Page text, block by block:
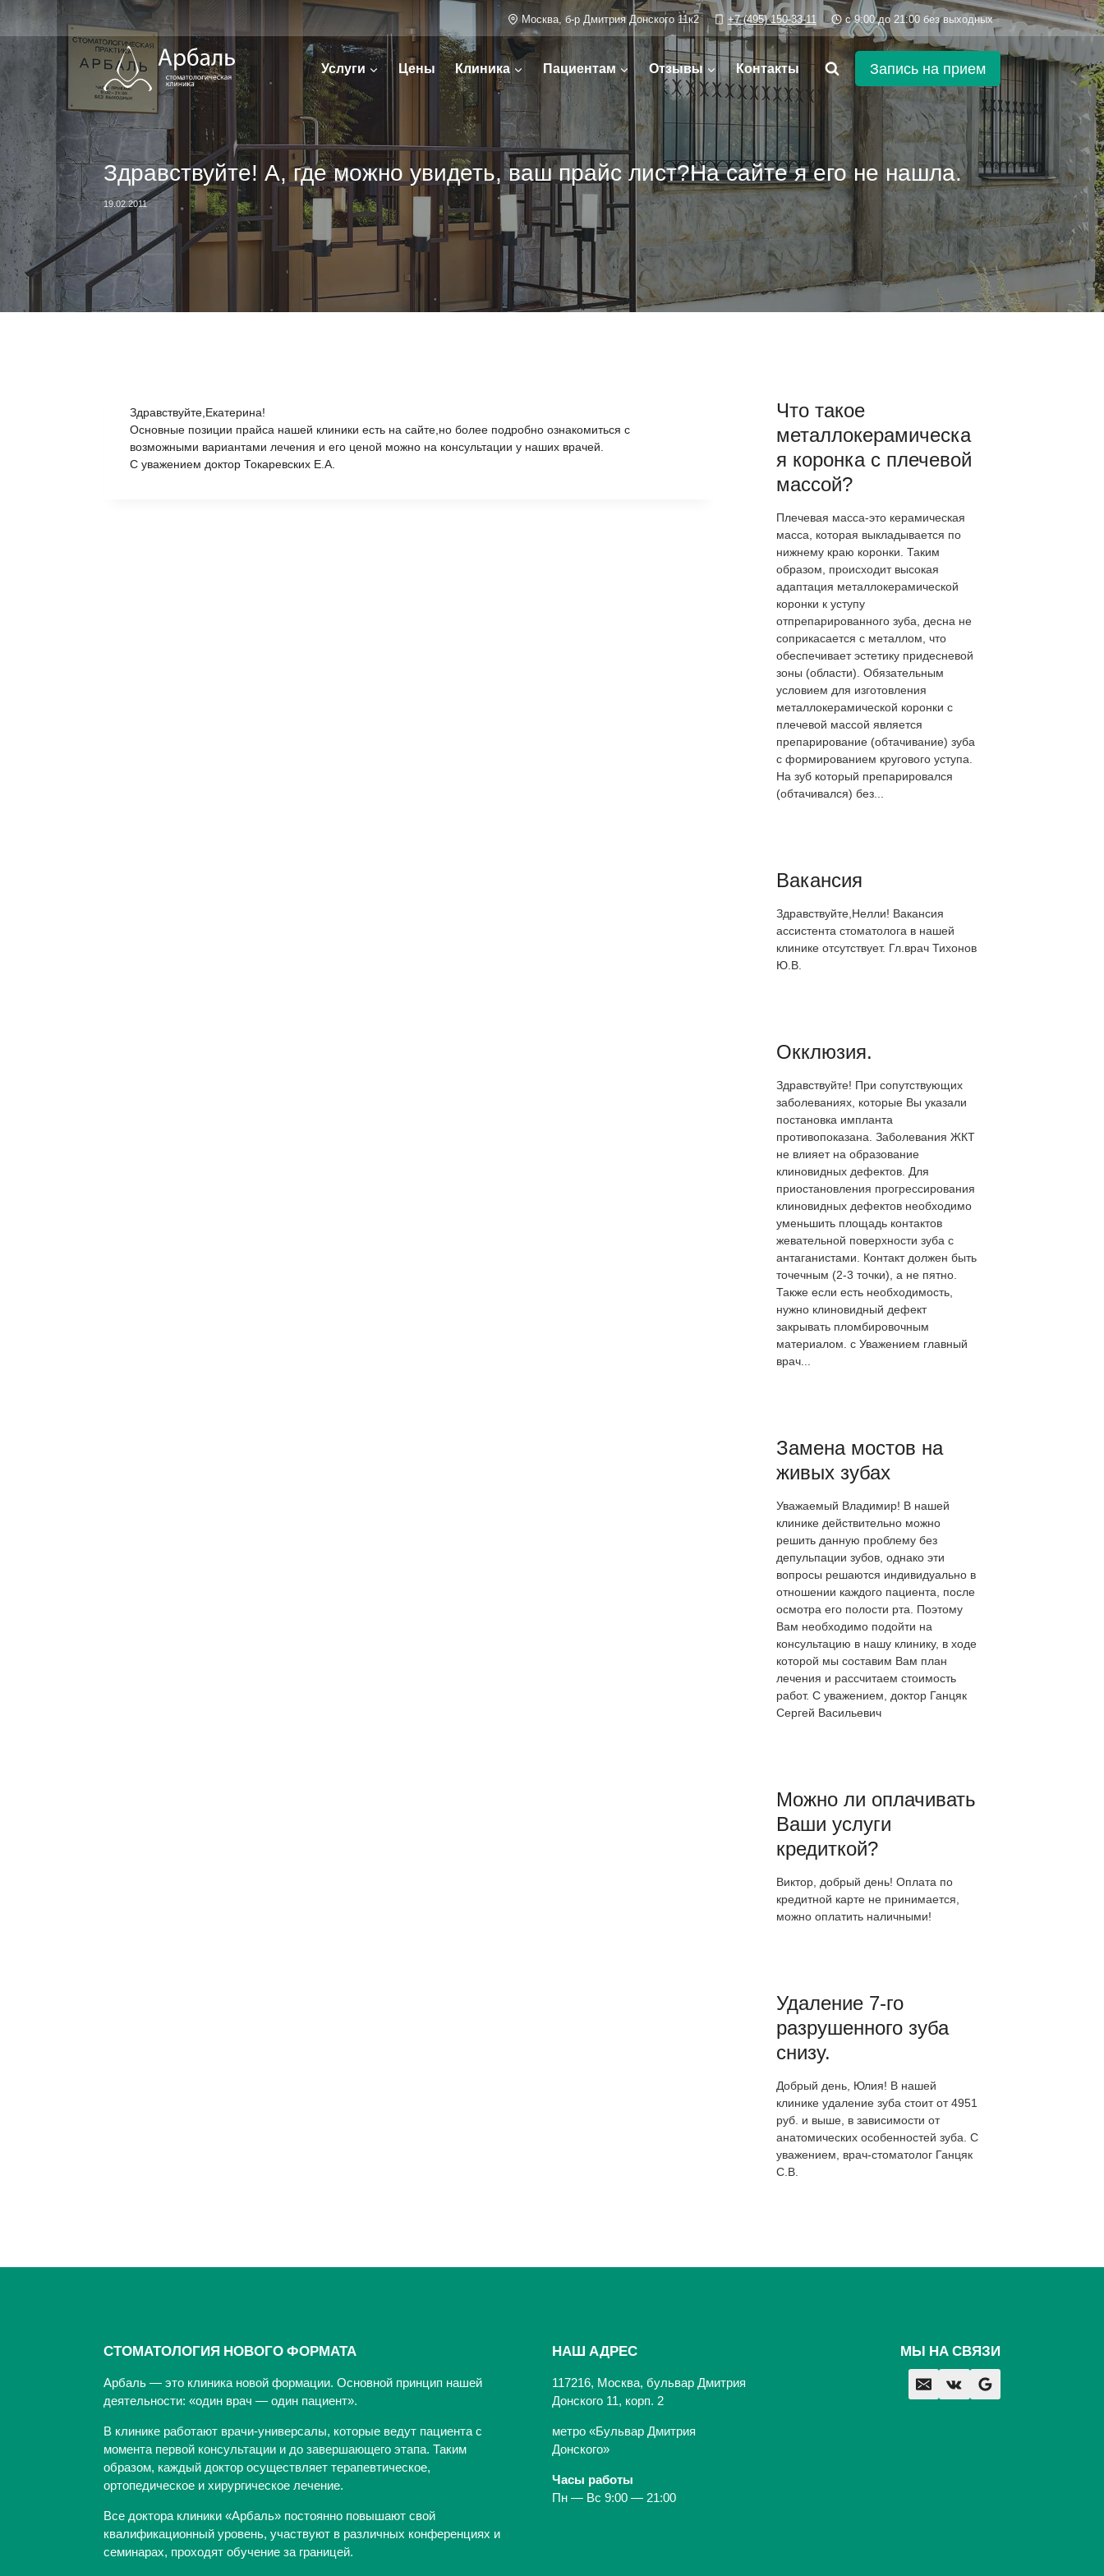
Перейти
содержимому
Москва, б-р Дмитрия Донского 11к2 +7 (495) 150-33-11 c 9:00 до 21:00 без выходных
Услуги Цены Клиника Пациентам Отзывы Контакты Запись на прием
Здравствуйте! А, где можно увидеть, ваш прайс лист?На сайте я его не нашла.
19.02.2011
Здравствуйте,Екатерина!
Основные позиции прайса нашей клиники есть на сайте,но более подробно ознакомиться с
возможными вариантами лечения и его ценой можно на консультации у наших врачей.
С уважением доктор Токаревских Е.А.
Что такое
металлокерамическа
я коронка с плечевой
массой?
Плечевая масса-это керамическая
масса, которая выкладывается по
нижнему краю коронки. Таким
образом, происходит высокая
адаптация металлокерамической
коронки к уступу
отпрепарированного зуба, десна не
соприкасается с металлом, что
обеспечивает эстетику придесневой
зоны (области). Обязательным
условием для изготовления
металлокерамической коронки с
плечевой массой является
препарирование (обтачивание) зуба
с формированием кругового уступа.
На зуб который препарировался
(обтачивался) без...
Вакансия
Здравствуйте,Нелли! Вакансия
ассистента стоматолога в нашей
клинике отсутствует. Гл.врач Тихонов
Ю.В.
Окклюзия.
Здравствуйте! При сопутствующих
заболеваниях, которые Вы указали
постановка импланта
противопоказана. Заболевания ЖКТ
не влияет на образование
клиновидных дефектов. Для
приостановления прогрессирования
клиновидных дефектов необходимо
уменьшить площадь контактов
жевательной поверхности зуба с
антаганистами. Контакт должен быть
точечным (2-3 точки), а не пятно.
Также если есть необходимость,
нужно клиновидный дефект
закрывать пломбировочным
материалом. с Уважением главный
врач...
Замена мостов на
живых зубах
Уважаемый Владимир! В нашей
клинике действительно можно
решить данную проблему без
депульпации зубов, однако эти
вопросы решаются индивидуально в
отношении каждого пациента, после
осмотра его полости рта. Поэтому
Вам необходимо подойти на
консультацию в нашу клинику, в ходе
которой мы составим Вам план
лечения и рассчитаем стоимость
работ. С уважением, доктор Ганцяк
Сергей Васильевич
Можно ли оплачивать
Ваши услуги
кредиткой?
Виктор, добрый день! Оплата по
кредитной карте не принимается,
можно оплатить наличными!
Удаление 7-го
разрушенного зуба
снизу.
Добрый день, Юлия! В нашей
клинике удаление зуба стоит от 4951
руб. и выше, в зависимости от
анатомических особенностей зуба. С
уважением, врач-стоматолог Ганцяк
С.В.
СТОМАТОЛОГИЯ НОВОГО ФОРМАТА
Арбаль — это клиника новой формации. Основной принцип нашей
деятельности: «один врач — один пациент».
В клинике работают врачи-универсалы, которые ведут пациента с
момента первой консультации и до завершающего этапа. Таким
образом, каждый доктор осуществляет терапевтическое,
ортопедическое и хирургическое лечение.
Все доктора клиники «Арбаль» постоянно повышают свой
квалификационный уровень, участвуют в различных конференциях и
семинарах, проходят обучение за границей.
НАШ АДРЕС
117216, Москва, бульвар Дмитрия
Донского 11, корп. 2
метро «Бульвар Дмитрия
Донского»
Часы работы
Пн — Вс 9:00 — 21:00
МЫ НА СВЯЗИ